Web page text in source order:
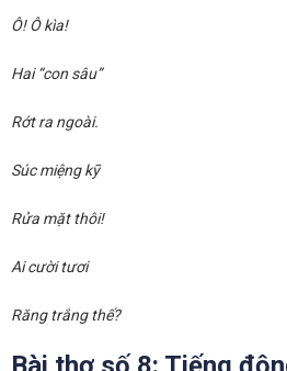
Ô! Ô kìa!
Hai “con sâu”
Rớt ra ngoài.
Súc miệng kỹ
Rửa mặt thôi!
Ai cười tươi
Răng trắng thế?